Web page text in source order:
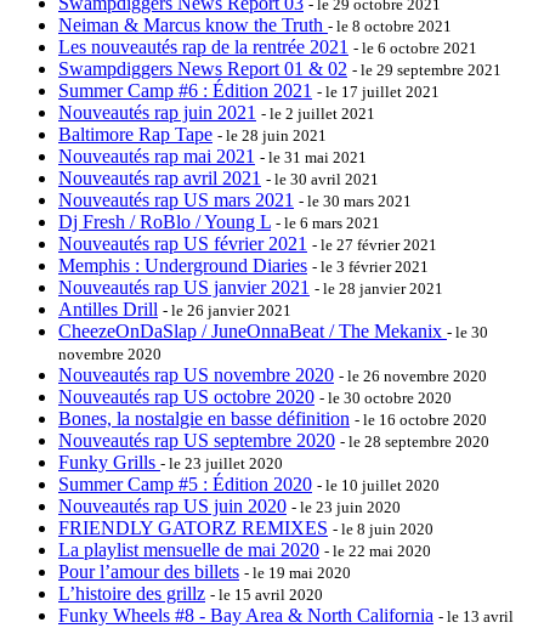
- le 29 octobre 2021
Neiman & Marcus know the Truth - le 8 octobre 2021
Les nouveautés rap de la rentrée 2021 - le 6 octobre 2021
Swampdiggers News Report 01 & 02 - le 29 septembre 2021
Summer Camp #6 : Édition 2021 - le 17 juillet 2021
Nouveautés rap juin 2021 - le 2 juillet 2021
Baltimore Rap Tape - le 28 juin 2021
Nouveautés rap mai 2021 - le 31 mai 2021
Nouveautés rap avril 2021 - le 30 avril 2021
Nouveautés rap US mars 2021 - le 30 mars 2021
Dj Fresh / RoBlo / Young L - le 6 mars 2021
Nouveautés rap US février 2021 - le 27 février 2021
Memphis : Underground Diaries - le 3 février 2021
Nouveautés rap US janvier 2021 - le 28 janvier 2021
Antilles Drill - le 26 janvier 2021
CheezeOnDaSlap / JuneOnnaBeat / The Mekanix - le 30
novembre 2020
Nouveautés rap US novembre 2020 - le 26 novembre 2020
Nouveautés rap US octobre 2020 - le 30 octobre 2020
Bones, la nostalgie en basse définition - le 16 octobre 2020
Nouveautés rap US septembre 2020 - le 28 septembre 2020
Funky Grills - le 23 juillet 2020
Summer Camp #5 : Édition 2020 - le 10 juillet 2020
Nouveautés rap US juin 2020 - le 23 juin 2020
FRIENDLY GATORZ REMIXES - le 8 juin 2020
La playlist mensuelle de mai 2020 - le 22 mai 2020
Pour l’amour des billets - le 19 mai 2020
L’histoire des grillz - le 15 avril 2020
Funky Wheels #8 - Bay Area & North California - le 13 avril